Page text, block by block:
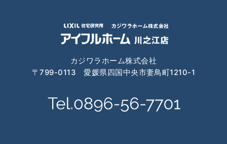
2024年3月
2024年2月
カジワラホーム株式会社
〒799-0113 愛媛県四国中央市妻鳥町1210-1